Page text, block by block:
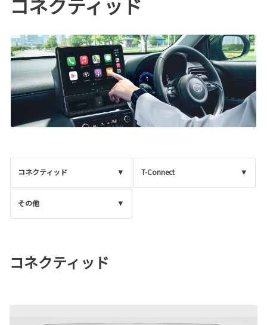
コネクティッド T-Connect
その他
コネクティッド